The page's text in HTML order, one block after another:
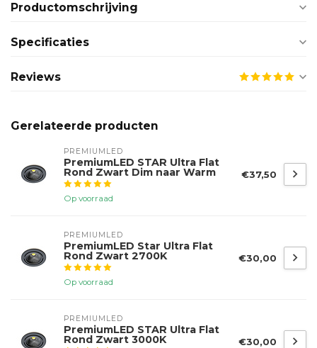
Productomschrijving
Specificaties
Reviews
Gerelateerde producten
PREMIUMLED
PremiumLED STAR Ultra Flat
Rond Zwart Dim naar Warm
Op voorraad
€37,50
PREMIUMLED
PremiumLED Star Ultra Flat
Rond Zwart 2700K
Op voorraad
€30,00
PREMIUMLED
PremiumLED STAR Ultra Flat
Rond Zwart 3000K €30,00